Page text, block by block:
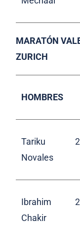
MARATÓN
ZURICH
HOMBRES
Tariku
Novales
Ibrahim
Chakir